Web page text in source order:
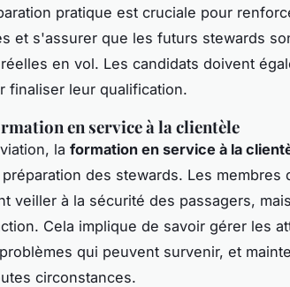
pratique est cruciale pour
et s'assurer que les futurs stewards
en vol. Les candidats doivent
finaliser leur qualification.
en service à la clientèle
la formation en service à la
des stewards. Les membres
veiller à la sécurité des passagers,
Cela implique de savoir gérer les
qui peuvent survenir, et
circonstances.